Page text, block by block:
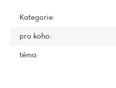
Kategorie:
pro koho:
téma: